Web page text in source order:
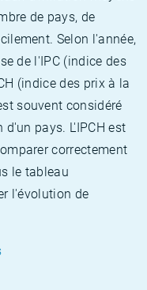
de pays, de
Selon l'année,
de l'IPC (indice des
(indice des prix à la
souvent considéré
pays. L'IPCH est
correctement
le tableau
l'évolution de